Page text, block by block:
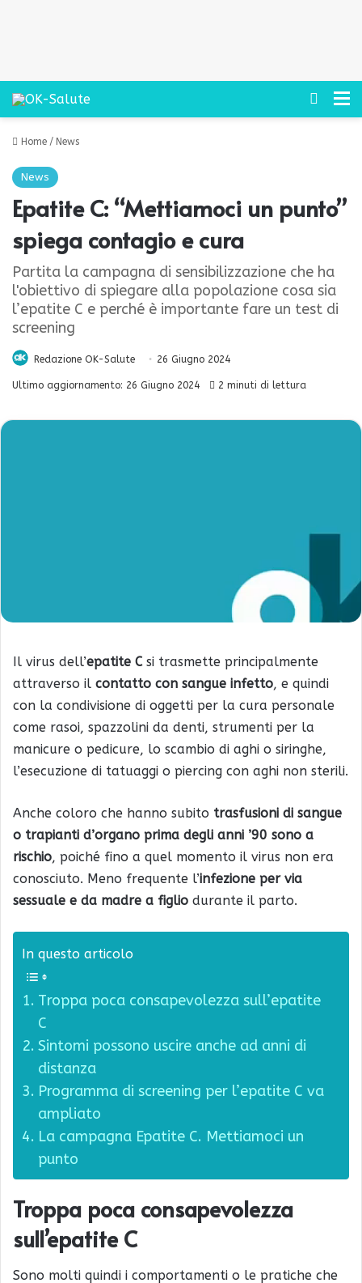
Cerca
Home / News
News
Epatite C: “Mettiamoci un punto”
spiega contagio e cura
Partita la campagna di sensibilizzazione che ha
l'obiettivo di spiegare alla popolazione cosa sia
l’epatite C e perché è importante fare un test di
screening
Redazione OK-Salute 26 Giugno 2024
Ultimo aggiornamento: 26 Giugno 2024 2 minuti di lettura
Il virus dell’epatite Csi trasmette principalmente
attraverso il contatto con sangue infetto, e quindi
con la condivisione di oggetti per la cura personale
come rasoi, spazzolini da denti, strumenti per la
manicure o pedicure, lo scambio di aghi o siringhe,
l’esecuzione di tatuaggi o piercing con aghi non sterili.
Anche coloro che hanno subito trasfusioni di sangue
o trapianti d’organo prima degli anni ’90 sono a
rischio, poiché fino a quel momento il virus non era
conosciuto. Meno frequente l’infezione per via
sessuale e da madre a figlio durante il parto.
In questo articolo
Troppa poca consapevolezza sull’epatite
C
Sintomi possono uscire anche ad anni di
distanza
Programma di screening per l’epatite C va
ampliato
La campagna Epatite C. Mettiamoci un
punto
Troppa poca consapevolezza
sull’epatite C
Sono molti quindi i comportamenti o le pratiche che